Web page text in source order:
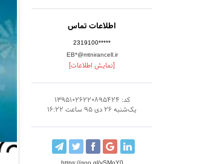
اطلاعات تماس
2319100*****
EB*@mtnirancell.ir
[نمایش اطلاعات]
کد: 13951026220895424
یک‌شنبه 26 دی 95 ساعت 16:22
https://goo.gl/ySMoY0